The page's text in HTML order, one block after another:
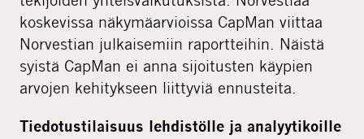
koskevissa näkymäarvioissa CapMan viittaa
Norvestian julkaisemiin raportteihin. Näistä
syistä CapMan ei anna sijoitusten käypien
arvojen kehitykseen liittyviä ennusteita.
Tiedotustilaisuus lehdistölle ja analyytikoille